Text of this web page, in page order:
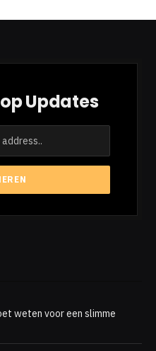
Updates
weten voor een slimme